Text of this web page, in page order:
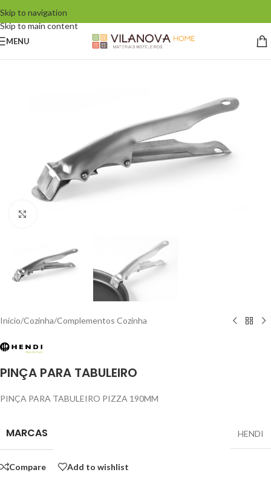
Skip to navigation
Skip to main content
MENU
Início/Cozinha/Complementos Cozinha
PINÇA PARA TABULEIRO
PINÇA PARA TABULEIRO PIZZA 190MM
MARCAS HENDI
Compare Add to wishlist